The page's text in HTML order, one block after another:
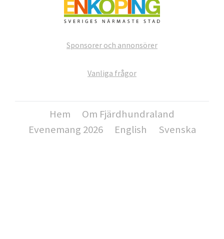
Sponsorer och annonsörer
Vanliga frågor
Hem
Om Fjärdhundraland
Evenemang 2026
English Svenska